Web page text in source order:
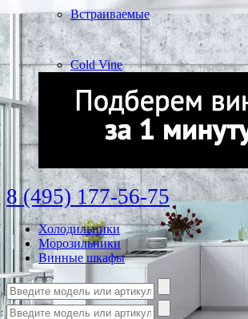
Встраиваемые
Cold Vine
8 (495) 177-56-75
Холодильники
Морозильники
Винные шкафы